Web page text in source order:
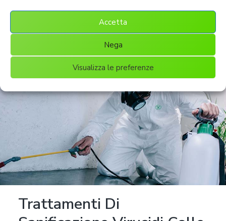
Accetta
Nega
Visualizza le preferenze
Trattamenti Di